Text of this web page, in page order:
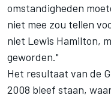
omstandigheden
niet mee zou tellen
niet Lewis Hamilton,
geworden."
Het resultaat van de
2008 bleef staan,